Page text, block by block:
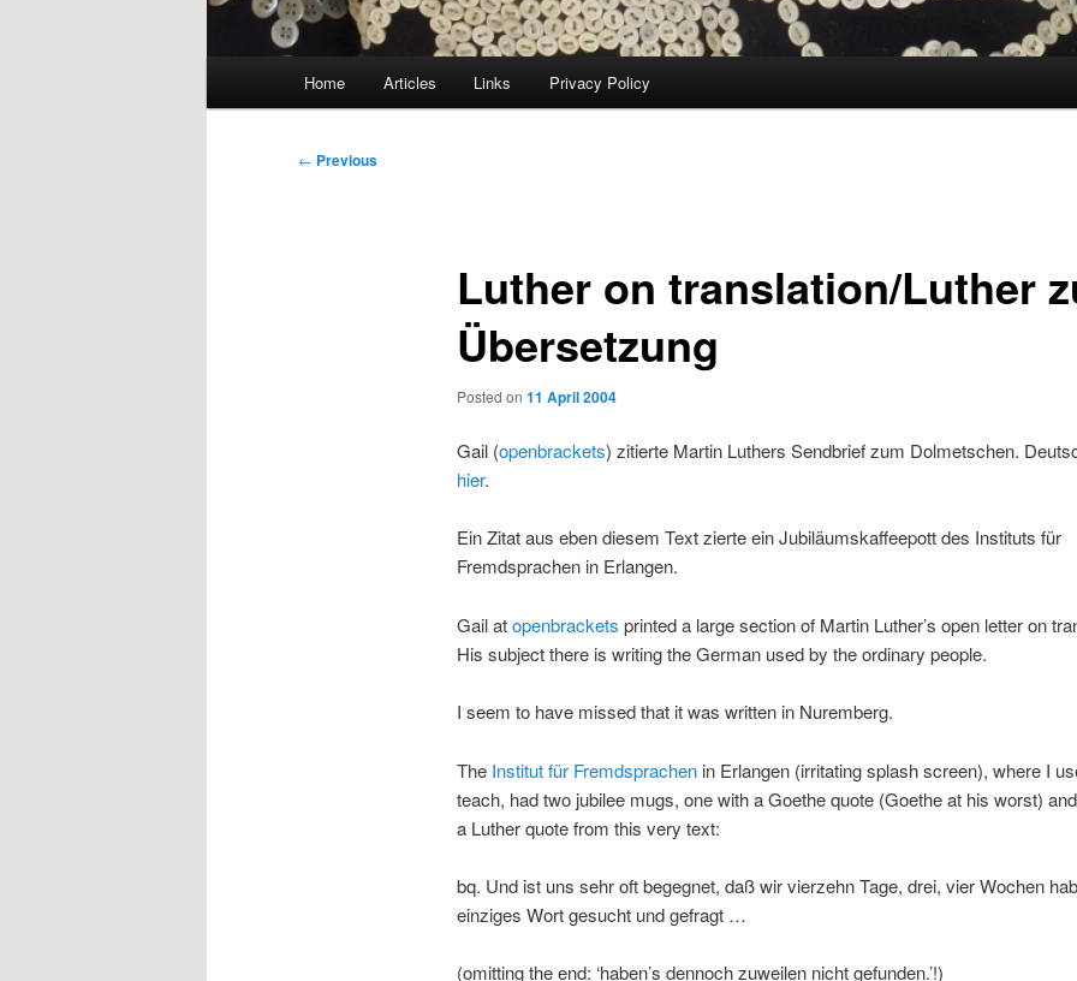
Home Articles Links Privacy Policy
Post
← Previous
Luther on translation/Luther
Übersetzung
Posted on 11 April 2004
Gail (openbrackets) zitierte Martin Luthers Sendbrief zum Dolmetschen.
hier.
Ein Zitat aus eben diesem Text zierte ein Jubiläumskaffeepott des Instituts für
Fremdsprachen in Erlangen.
Gail atopenbrackets printed a large section of Martin Luther’s open letter on
His subject there is writing the German used by the ordinary people.
I seem to have missed that it was written in Nuremberg.
The Institut für Fremdsprachenin Erlangen (irritating splash screen), where I
teach, had two jubilee mugs, one with a Goethe quote (Goethe at his worst)
a Luther quote from this very text:
bq. Und ist uns sehr oft begegnet, daß wir vierzehn Tage, drei, vier Wochen
einziges Wort gesucht und gefragt …
(omitting the end: ‘haben’s dennoch zuweilen nicht gefunden.’!)